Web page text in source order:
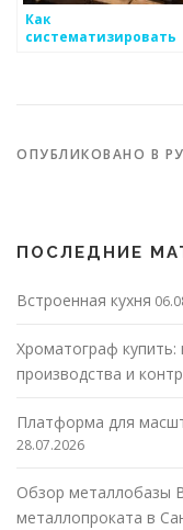
Как
систематизировать
ОПУБЛИКОВАНО В
ПОСЛЕДНИЕ
Встроенная кухня
Хроматограф
производства и
Платформа для
28.07.2026
Обзор металлобазы
металлопроката в